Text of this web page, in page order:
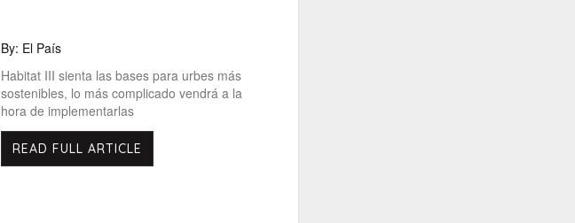
By: El País
Habitat III sienta las bases para urbes más
sostenibles, lo más complicado vendrá a la
hora de implementarlas
READ FULL ARTICLE